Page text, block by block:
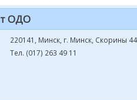
ОДО
220141, Минск, г. Минск, Скорины
Тел. (017) 263 49 11